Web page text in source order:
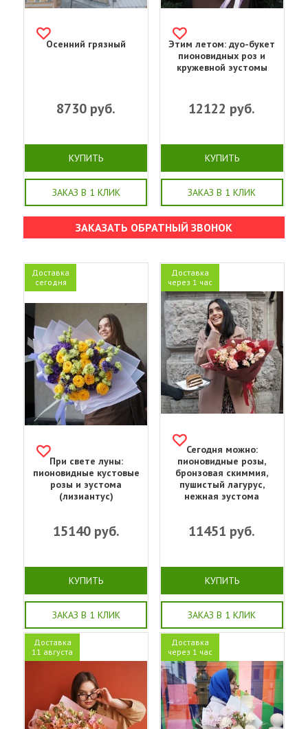
Осенний грязный
8730 руб.
КУПИТЬ
ЗАКАЗ В 1 КЛИК
Этим летом: дуо-букет
пионовидных роз и
кружевной эустомы
12122 руб.
КУПИТЬ
ЗАКАЗ В 1 КЛИК
ЗАКАЗАТЬ ОБРАТНЫЙ ЗВОНОК
Доставка
сегодня
При свете луны:
пионовидные кустовые
розы и эустома
(лизиантус)
15140руб.
КУПИТЬ
ЗАКАЗ В 1 КЛИК
Доставка
через 1 час
Сегодня можно:
пионовидные розы,
бронзовая скиммия,
пушистый лагурус,
нежная эустома
11451 руб.
КУПИТЬ
ЗАКАЗ В 1 КЛИК
Доставка
11 августа
Доставка
через 1 час